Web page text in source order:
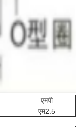
एमपी
एम2.5